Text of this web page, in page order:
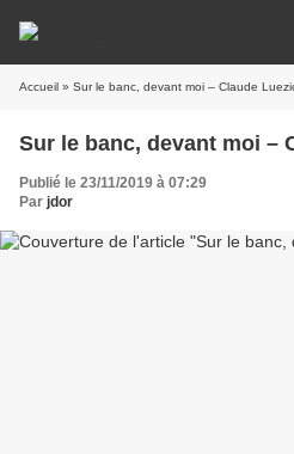
Accueil » Sur le banc, devant moi – Claude
Sur le banc, devant moi –
Publié le 23/11/2019 à 07:29
Par jdor